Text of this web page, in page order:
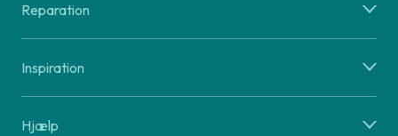
Reparation
Inspiration
Hjælp